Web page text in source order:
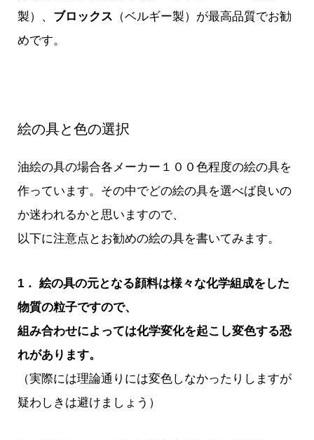
製）、 ブロックス （ベルギー製）が最高品質でお勧
めです。
絵の具と色の選択
油絵の具の場合各メーカー１００色程度の絵の具を
作っています。その中でどの絵の具を選べば良いの
か迷われるかと思いますので、
以下に注意点とお勧めの絵の具を書いてみます。
1． 絵の具の元となる顔料は様々な化学組成をした
物質の粒子ですので、
組み合わせによっては化学変化を起こし変色する恐
れがあります。
（実際には理論通りには変色しなかったりしますが
疑わしきは避けましょう）